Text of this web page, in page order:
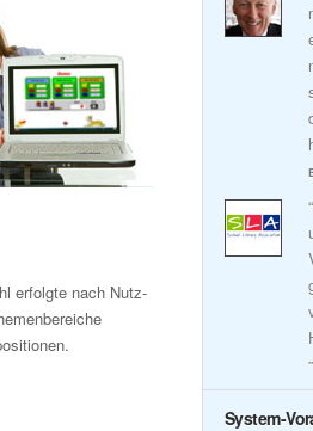
erfolgte nach Nutz-
System-